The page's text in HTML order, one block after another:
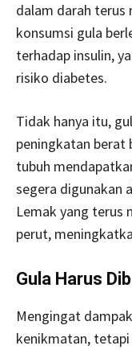
dalam darah terus
konsumsi gula
terhadap insulin,
risiko diabetes.
Tidak hanya itu,
peningkatan berat
tubuh
segera digunakan
Lemak yang terus
perut,
Gula Harus
Mengingat
kenikmatan, tetapi